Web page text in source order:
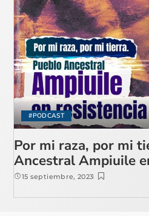
#PODCAST
Por mi raza, por mi
Ancestral Ampiuile
15 septiembre, 2023